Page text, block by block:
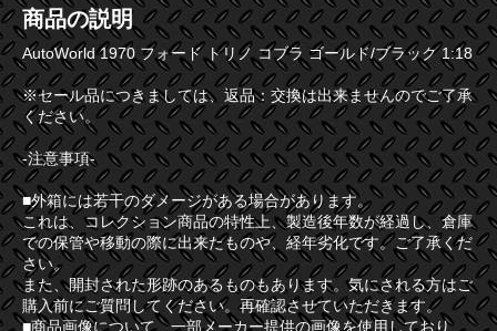
商品の説明
AutoWorld 1970 フォード トリノ コブラ ゴールド/ブラック 1:18
※セール品につきましては、返品：交換は出来ませんのでご了承
ください。
-注意事項-
■外箱には若干のダメージがある場合があります。
これは、コレクション商品の特性上、製造後年数が経過し、倉庫
での保管や移動の際に出来たものや、経年劣化です。ご了承くだ
さい。
また、開封された形跡のあるものもあります。気にされる方はご
購入前にご質問してください。再確認させていただきます。
■商品画像について、一部メーカー提供の画像を使用しており、